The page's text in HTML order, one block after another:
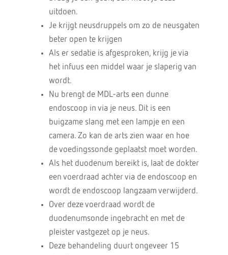
uitdoen.
Je krijgt neusdruppels om zo de neusgaten
beter open te krijgen
Als er sedatie is afgesproken, krijg je via
het infuus een middel waar je slaperig van
wordt.
Nu brengt de MDL-arts een dunne
endoscoop in via je neus. Dit is een
buigzame slang met een lampje en een
camera. Zo kan de arts zien waar en hoe
de voedingssonde geplaatst moet worden.
Als het duodenum bereikt is, laat de dokter
een voerdraad achter via de endoscoop en
wordt de endoscoop langzaam verwijderd.
Over deze voerdraad wordt de
duodenumsonde ingebracht en met de
pleister vastgezet op je neus.
Deze behandeling duurt ongeveer 15